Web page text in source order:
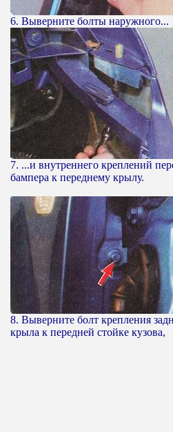
6. Выверните болты наружного...
7. ...и внутреннего креплений
бампера к переднему крылу.
8. Выверните болт крепления
крыла к передней стойке кузова,